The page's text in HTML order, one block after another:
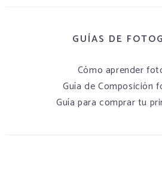
GUÍAS DE
Cómo aprender
Guía de Composición
Guía para comprar tu